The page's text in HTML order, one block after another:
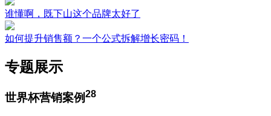
谁懂啊，既下山这个品牌太好了
如何提升销售额？一个公式拆解增长密码！
专题展示
世界杯营销案例28